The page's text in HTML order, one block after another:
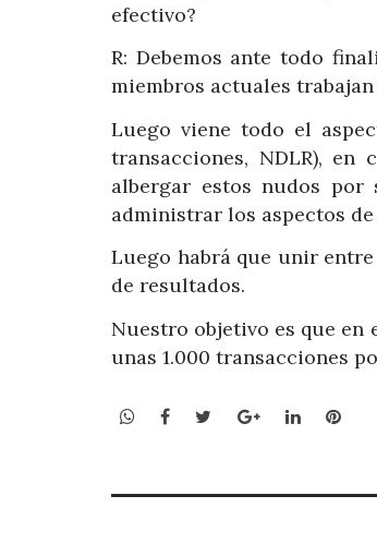
efectivo?
R: Debemos ante todo
miembros actuales trabajan
Luego viene todo el
transacciones, NDLR),
albergar estos nudos
administrar los aspectos
Luego habrá que unir
de resultados.
Nuestro objetivo es que en
unas 1.000 transacciones
WhatsApp
Facebook
TwitterGoogle+LinkedIn